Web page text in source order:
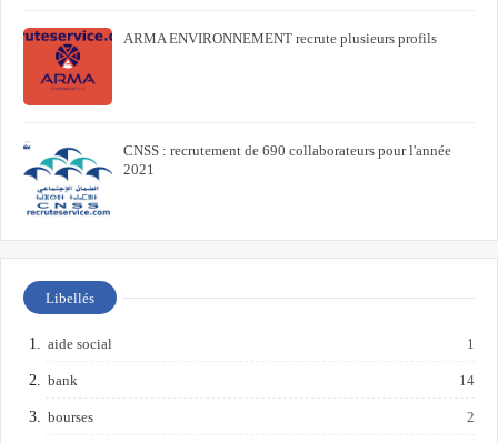
ARMA ENVIRONNEMENT recrute plusieurs profils
CNSS : recrutement de 690 collaborateurs pour l'année
2021
Libellés
aide social 1
bank 14
bourses 2